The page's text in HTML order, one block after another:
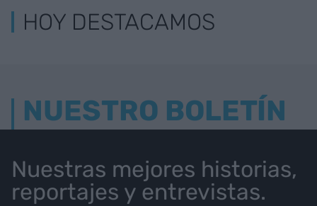
HOY DESTACAMOS
NUESTRO BOLETÍN
Nuestras mejores historias,
reportajes y entrevistas.